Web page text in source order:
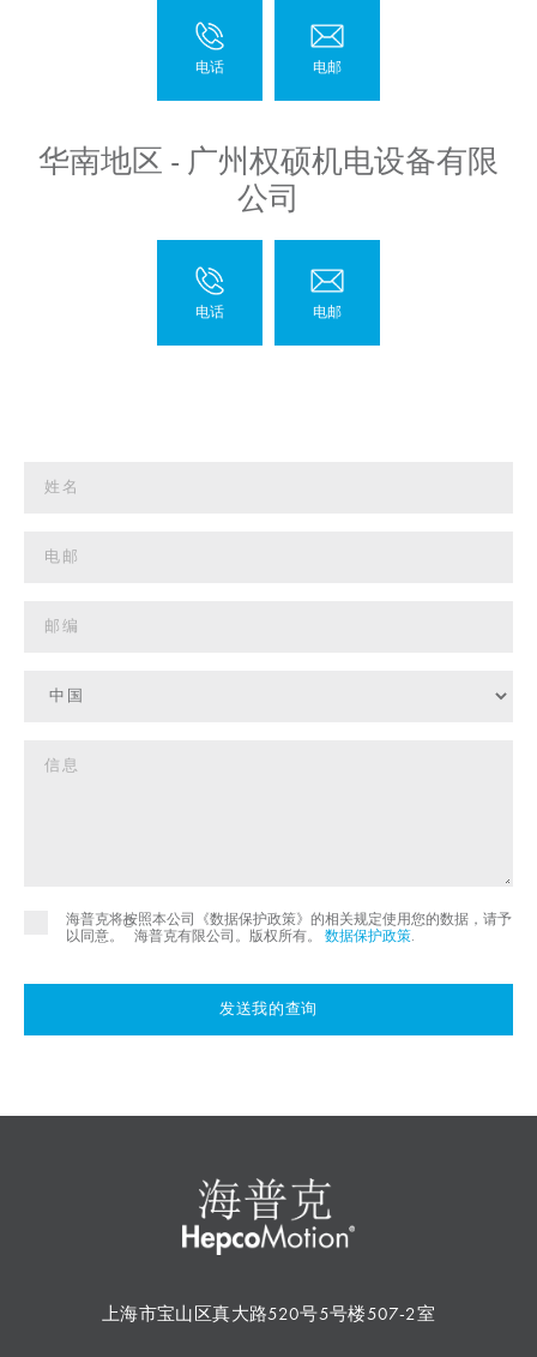
华南地区 - 广州权硕机电设备有限
公司
海普克将按照本公司《数据保护政策》的相关规定使用您的数据，请予
以同意。
©
海普克有限公司。版权所有。 数据保护政策
发送我的查询
上海市宝山区真大路520号5号楼507-2室